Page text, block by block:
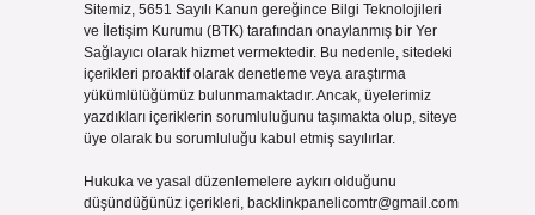
Sitemiz, 5651 Sayılı Kanun gereğince Bilgi Teknolojileri
ve İletişim Kurumu (BTK) tarafından onaylanmış bir Yer
Sağlayıcı olarak hizmet vermektedir. Bu nedenle, sitedeki
içerikleri proaktif olarak denetleme veya araştırma
yükümlülüğümüz bulunmamaktadır. Ancak, üyelerimiz
yazdıkları içeriklerin sorumluluğunu taşımakta olup, siteye
üye olarak bu sorumluluğu kabul etmiş sayılırlar.
Hukuka ve yasal düzenlemelere aykırı olduğunu
düşündüğünüz içerikleri, backlinkpanelicomtr@gmail.com